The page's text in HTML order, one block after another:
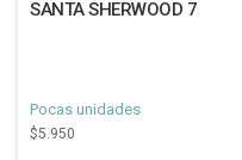
SANTA SHERWOOD 7
Pocas unidades
$5.950